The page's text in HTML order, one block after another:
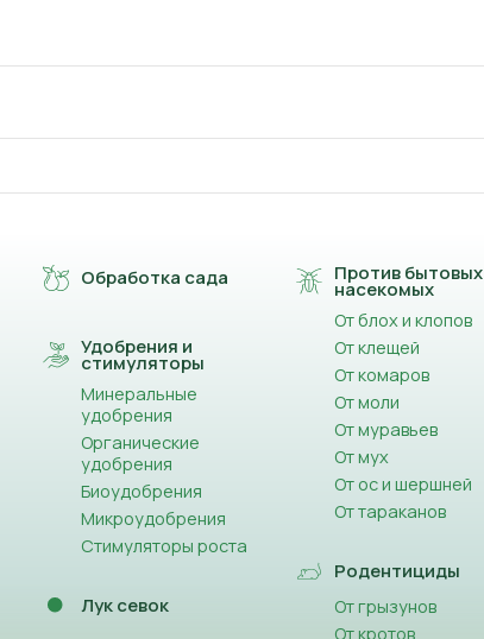
Обработка сада
Удобрения и
стимуляторы
Минеральные
удобрения
Органические
удобрения
Биоудобрения
Микроудобрения
Стимуляторы роста
Лук севок
Против бытовых
насекомых
От блох и клопов
От клещей
От комаров
От моли
От муравьев
От мух
От ос и шершней
От тараканов
Родентициды
От грызунов
От кротов